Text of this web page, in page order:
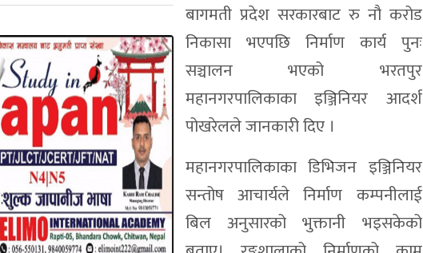
बागमती प्रदेश सरकारबाट रु नौ करोड
निकासा भएपछि निर्माण कार्य पुनः
सञ्चालन भएको भरतपुर
महानगरपालिकाका इञ्जिनियर आदर्श
पोखरेलले जानकारी दिए ।
महानगरपालिकाका डिभिजन इञ्जिनियर
सन्तोष आचार्यले निर्माण कम्पनीलाई
बिल अनुसारको भुक्तानी भइसकेको